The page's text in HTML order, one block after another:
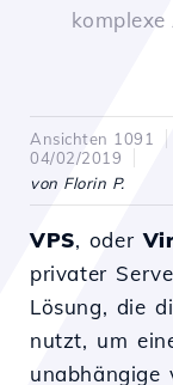
Ansichten 1091
04/02/2019
von Florin P.
VPS, oder
privater
Lösung, die
nutzt, um
unabhängige